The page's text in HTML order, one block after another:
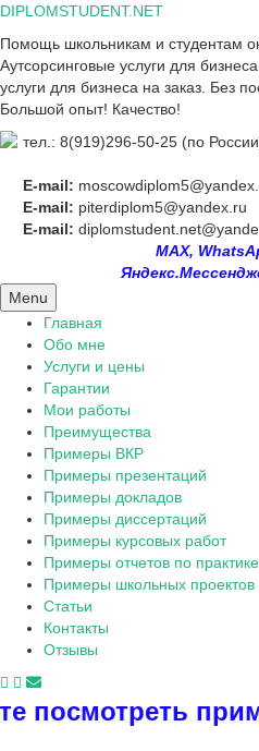
Skip
content
DIPLOMSTUDENT.NET
Помощь школьникам и студентам
Аутсорсинговые услуги для
услуги для бизнеса на заказ. Без
Большой опыт! Качество!
тел.: 8(919)296-50-25 (по
E-mail:
E-mail: piterdiplom5@yandex.ru
E-mail:
MAX,
Menu
Главная
Обо мне
Услуги и цены
Гарантии
Мои работы
Преимущества
Примеры ВКР
Примеры презентаций
Примеры докладов
Примеры диссертаций
Примеры курсовых работ
Примеры отчетов по практике
Примеры школьных проектов
Статьи
Контакты
Отзывы
примеры